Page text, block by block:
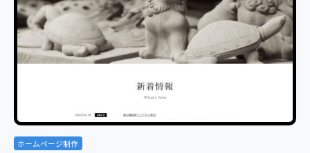
ホームページ制作